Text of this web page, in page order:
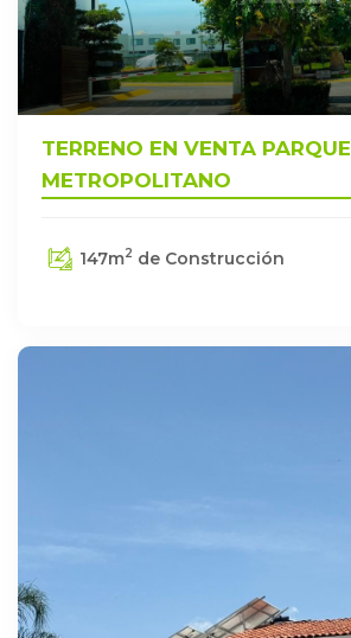
TERRENO EN VENTA PARQUE
METROPOLITANO
147m2 de Construcción